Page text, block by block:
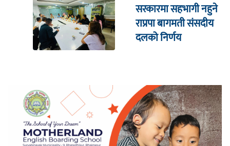
सरकारमा सहभागी नहुने
राप्रपा बागमती संसदीय
दलको निर्णय